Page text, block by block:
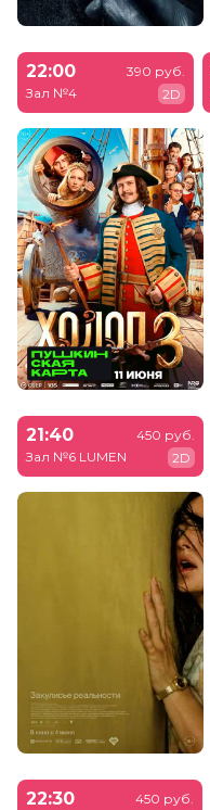
22:00
Зал №4
390 руб.
2D
21:40
Зал №6 LUMEN
450 руб.
2D
22:30
450 руб.